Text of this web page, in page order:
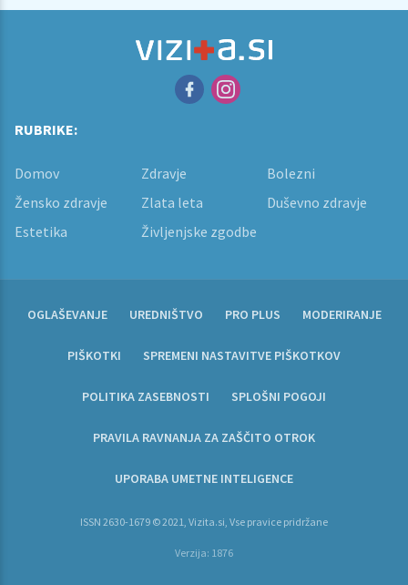
RUBRIKE:
Domov Zdravje
Bolezni
Žensko zdravje
Zlata leta
Duševno zdravje
Estetika
Življenjske zgodbe
OGLAŠEVANJE UREDNIŠTVO PRO PLUS MODERIRANJE
PIŠKOTKI SPREMENI NASTAVITVE PIŠKOTKOV
POLITIKA ZASEBNOSTI SPLOŠNI POGOJI
PRAVILA RAVNANJA ZA ZAŠČITO OTROK
UPORABA UMETNE INTELIGENCE
ISSN 2630-1679 © 2021, Vizita.si, Vse pravice pridržane
Verzija: 1876